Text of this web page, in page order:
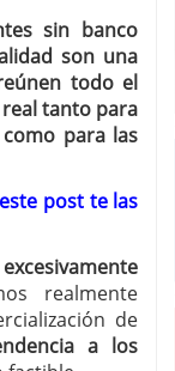
26, 2026
sin banco
son una
todo el
tanto para
para las
post te las
realmente
de
a los